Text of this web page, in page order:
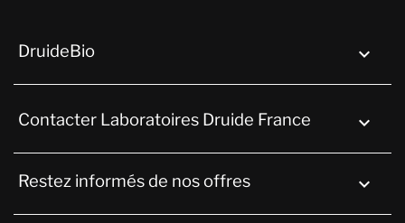
DruideBio 
Contacter Laboratoires Druide France keyboard_arrow_down
Restez informés de nos offres 